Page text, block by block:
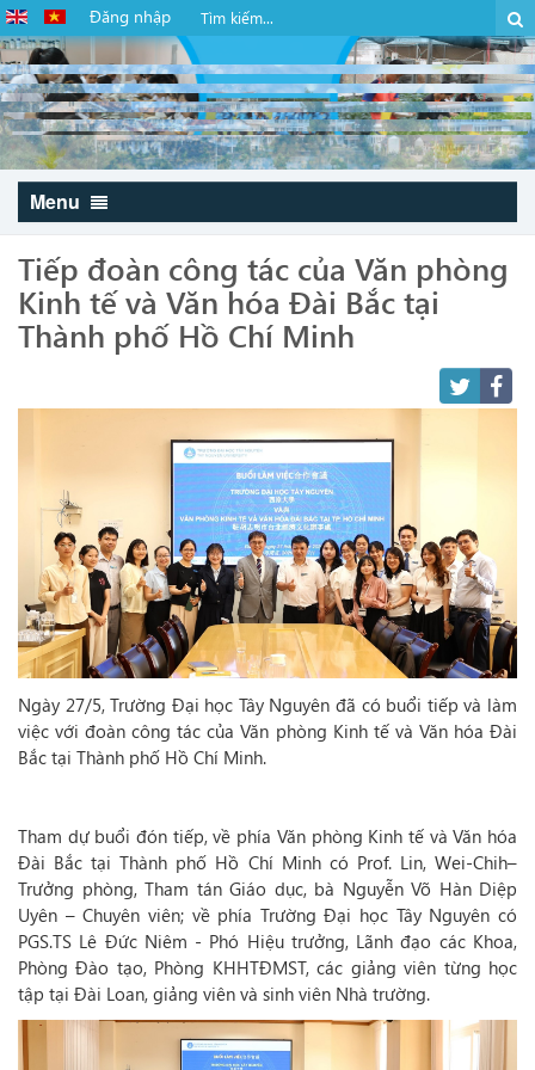
Đăng nhập
Menu
Tiếp đoàn công tác của Văn phòng
Kinh tế và Văn hóa Đài Bắc tại
Thành phố Hồ Chí Minh
Ngày 27/5, Trường Đại học Tây Nguyên đã có buổi tiếp và làm
việc với đoàn công tác của Văn phòng Kinh tế và Văn hóa Đài
Bắc tại Thành phố Hồ Chí Minh.
Tham dự buổi đón tiếp, về phía Văn phòng Kinh tế và Văn hóa
Đài Bắc tại Thành phố Hồ Chí Minh có Prof. Lin, Wei-Chih–
Trưởng phòng, Tham tán Giáo dục, bà Nguyễn Võ Hàn Diệp
Uyên – Chuyên viên; về phía Trường Đại học Tây Nguyên có
PGS.TS Lê Đức Niêm - Phó Hiệu trưởng, Lãnh đạo các Khoa,
Phòng Đào tạo, Phòng KHHTĐMST, các giảng viên từng học
tập tại Đài Loan, giảng viên và sinh viên Nhà trường.